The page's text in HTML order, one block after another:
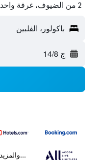
2 من الضيوف، غرفة واحدة
باكولور، الفلبين
ج 14/8
...والمزيد